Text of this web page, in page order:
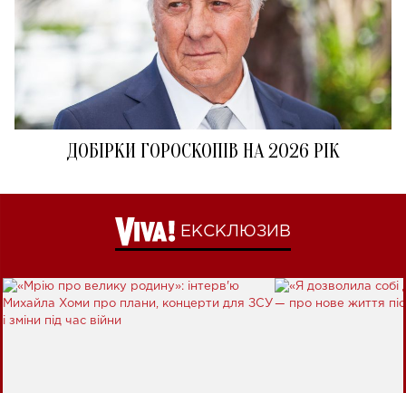
ДОБІРКИ ГОРОСКОПІВ НА 2026 РІК
ЕКСКЛЮЗИВ